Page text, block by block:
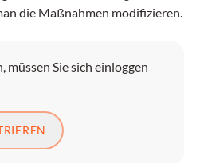
die Maßnahmen modifizieren.
müssen Sie sich einloggen